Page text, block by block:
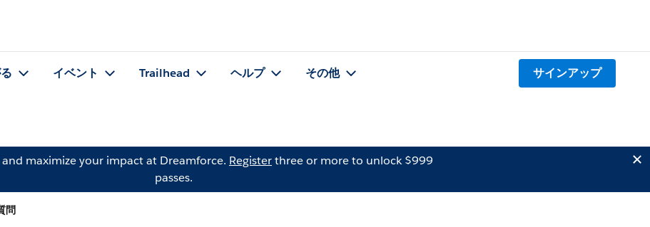
イベント Trailhead ヘルプ その他 サインアップ
maximize your impact at Dreamforce. Registerthree or more to unlock $999
passes.
問